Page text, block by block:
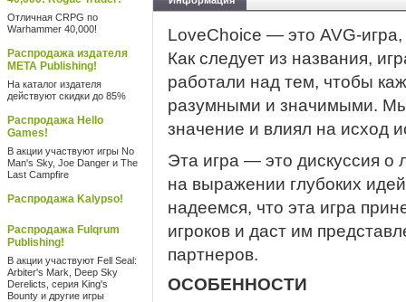
Отличная CRPG по
Warhammer 40,000!
Распродажа издателя
META Publishing!
На каталог издателя
действуют скидки до 85%
Распродажа Hello
Games!
В акции участвуют игры No
Man's Sky, Joe Danger и The
Last Campfire
Распродажа Kalypso!
Распродажа Fulqrum
Publishing!
В акции участвуют Fell Seal:
Arbiter's Mark, Deep Sky
Derelicts, серия King's
Bounty и другие игры
LoveChoice — это AVG-
Как следует из названия,
работали над тем, чтобы
разумными и значимыми.
значение и влиял на исход
Эта игра — это дискуссия
на выражении глубоких
надеемся, что эта игра
игроков и даст им
партнеров.
ОСОБЕННОСТИ